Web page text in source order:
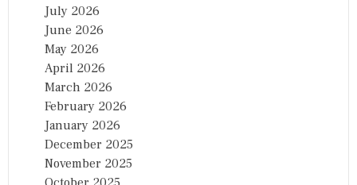
July 2026
June 2026
May 2026
April 2026
March 2026
February 2026
January 2026
December 2025
November 2025